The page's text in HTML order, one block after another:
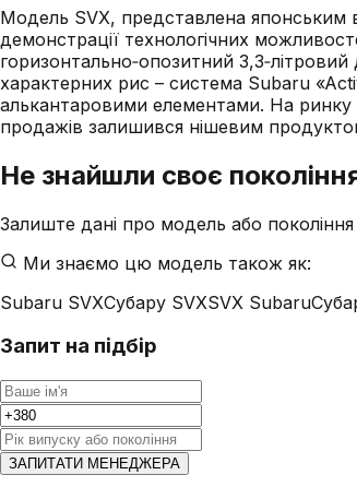
Модель SVX, представлена японським
демонстрації технологічних
горизонтально‑опозитний
характерних рис – система Subaru
алькантаровими елементами. На ринку
продажів залишився нішевим
Не знайшли своє
Залиште дані про модель або
Ми знаємо цю модель також як:
Subaru SVXСубару SVXSVX Subaru
Запит на підбір
ЗАПИТАТИ МЕНЕДЖЕРА